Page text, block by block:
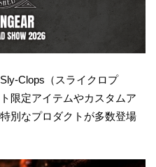
Clops（スライクロプ
限定アイテムやカスタムア
別なプロダクトが多数登場